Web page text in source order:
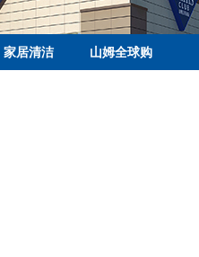
家居清洁 山姆全球购